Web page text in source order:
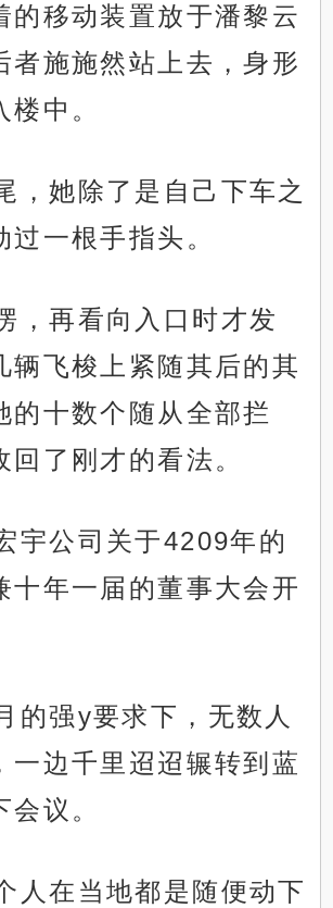
的移动装置放于潘黎云
者施施然站上去，身形
中。
，她除了是自己下车之
过一根手指头。
，再看向入口时才发
辆飞梭上紧随其后的其
的十数个随从全部拦
回了刚才的看法。
宇公司关于4209年的
十年一届的董事大会开
的强y要求下，无数人
一边千里迢迢辗转到蓝
议。
人在当地都是随便动下